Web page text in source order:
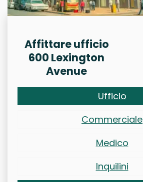
Affittare ufficio
600 Lexington
Avenue
Ufficio
Commerciale
Medico
Inquilini